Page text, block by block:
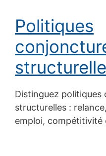
Politiques
Distinguez politiques
structurelles :
emploi, compétitivité